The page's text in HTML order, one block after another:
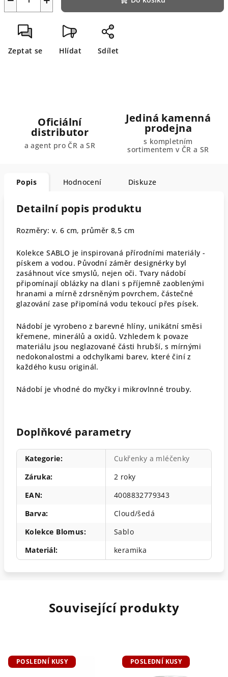
Zeptat se Hlídat Sdílet
Oficiální
distributor
a agent pro ČR a SR
Jediná kamenná
prodejna
s kompletním
sortimentem v ČR a SR
Popis Hodnocení Diskuze
Detailní popis produktu
Rozměry: v. 6 cm, průměr 8,5 cm
Kolekce SABLO je inspirovaná přírodními materiály -
pískem a vodou. Původní záměr designérky byl
zasáhnout více smyslů, nejen oči. Tvary nádobí
připomínají oblázky na dlani s příjemně zaoblenými
hranami a mírně zdrsněným povrchem, částečné
glazování zase připomíná vodu tekoucí přes písek.
Nádobí je vyrobeno z barevné hlíny, unikátní směsi
křemene, minerálů a oxidů. Vzhledem k povaze
materiálu jsou neglazované části hrubší, s mírnými
nedokonalostmi a odchylkami barev, které činí z
každého kusu originál.
Nádobí je vhodné do myčky i mikrovlnné trouby.
Doplňkové parametry
Kategorie:
Cukřenky a mléčenky
Záruka:
2 roky
EAN:
4008832779343
Barva:
Cloud/šedá
Kolekce Blomus:
Sablo
Materiál: keramika
Související produkty
POSLEDNÍ KUSY POSLEDNÍ KUSY